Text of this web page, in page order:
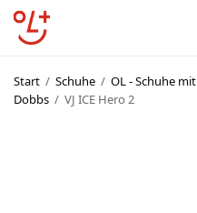
Start / Schuhe / OL - Schuhe mit
Dobbs / VJ ICE Hero 2